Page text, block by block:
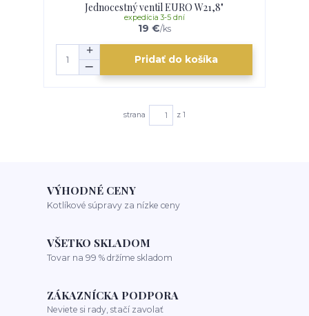
Jednocestný ventil EURO W21,8"
19 €/ks
expedícia 3-5 dní
Pridať do košíka
strana z 1
VÝHODNÉ CENY
Kotlíkové súpravy za nízke ceny
VŠETKO SKLADOM
Tovar na 99 % držíme skladom
ZÁKAZNÍCKA PODPORA
Neviete si rady, stačí zavolať